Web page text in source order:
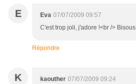
E Eva 07/07/2009 09:57
C'est trop joli, j'adore !<br /> Bisous
Répondre
K kaouther 07/07/2009 09:24